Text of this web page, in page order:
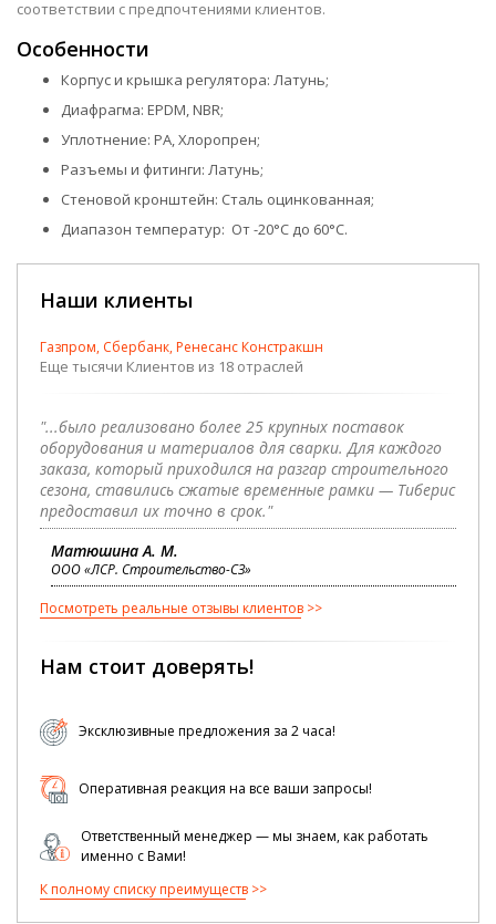
соответствии с предпочтениями клиентов.
Особенности
Корпус и крышка регулятора: Латунь;
Диафрагма: EPDM, NBR;
Уплотнение: PA, Хлоропрен;
Разъемы и фитинги: Латунь;
Стеновой кронштейн: Сталь оцинкованная;
Диапазон температур: От -20°C до 60°C.
Наши клиенты
Газпром, Сбербанк, Ренесанс Констракшн
Еще тысячи Клиентов из 18 отраслей
"...было реализовано более 25 крупных поставок
оборудования и материалов для сварки. Для каждого
заказа, который приходился на разгар строительного
сезона, ставились сжатые временные рамки — Тиберис
предоставил их точно в срок."
Матюшина А. М.
ООО «ЛСР. Строительство-СЗ»
Посмотреть реальные отзывы клиентов
Нам стоит доверять!
Эксклюзивные предложения за 2 часа!
Оперативная реакция на все ваши запросы!
Ответственный менеджер — мы знаем, как работать
именно с Вами!
К полному списку преимуществ